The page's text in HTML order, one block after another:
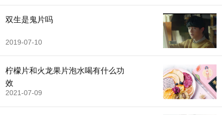
双生是鬼片吗
2019-07-10
柠檬片和火龙果片泡水喝有什么功
效
2021-07-09